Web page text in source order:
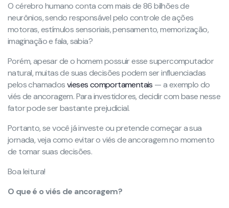
O cérebro humano conta com mais de 86 bilhões de
neurônios, sendo responsável pelo controle de ações
motoras, estímulos sensoriais, pensamento, memorização,
imaginação e fala, sabia?
Porém, apesar de o homem possuir esse supercomputador
natural, muitas de suas decisões podem ser influenciadas
pelos chamadosvieses comportamentais — a exemplo do
viés de ancoragem. Para investidores, decidir com base nesse
fator pode ser bastante prejudicial.
Portanto, se você já investe ou pretende começar a sua
jornada, veja como evitar o viés de ancoragem no momento
de tomar suas decisões.
Boa leitura!
O que é o viés de ancoragem?